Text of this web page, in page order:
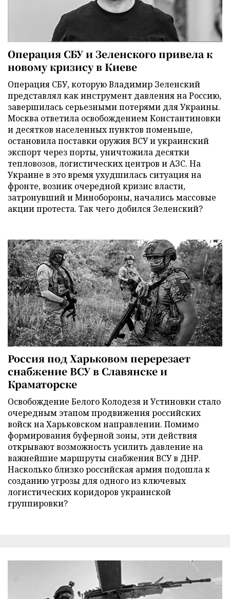
Операция СБУ и Зеленского привела к
новому кризису в Киеве
Операция СБУ, которую Владимир Зеленский
представлял как инструмент давления на Россию,
завершилась серьезными потерями для Украины.
Москва ответила освобождением Константиновки
и десятков населенных пунктов поменьше,
остановила поставки оружия ВСУ и украинский
экспорт через порты, уничтожила десятки
тепловозов, логистических центров и АЗС. На
Украине в это время ухудшилась ситуация на
фронте, возник очередной кризис власти,
затронувший и Минобороны, начались массовые
акции протеста. Так чего добился Зеленский?
Россия под Харьковом перерезает
снабжение ВСУ в Славянске и
Краматорске
Освобождение Белого Колодезя и Устиновки стало
очередным этапом продвижения российских
войск на Харьковском направлении. Помимо
формирования буферной зоны, эти действия
открывают возможность усилить давление на
важнейшие маршруты снабжения ВСУ в ДНР.
Насколько близко российская армия подошла к
созданию угрозы для одного из ключевых
логистических коридоров украинской
группировки?